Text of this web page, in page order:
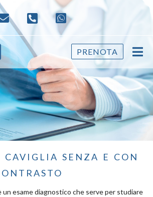
PRENOTA
senza e con
un esame diagnostico che serve per studiare